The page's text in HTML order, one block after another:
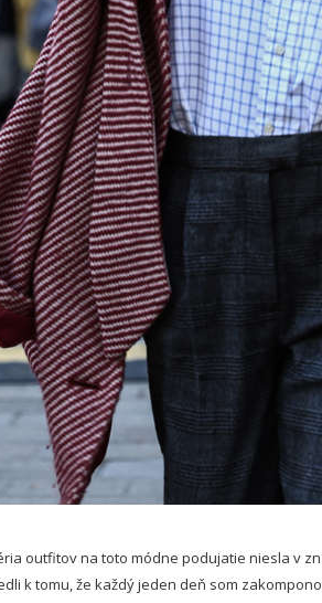
outfitov na toto módne podujatie niesla v
k tomu, že každý jeden deň som